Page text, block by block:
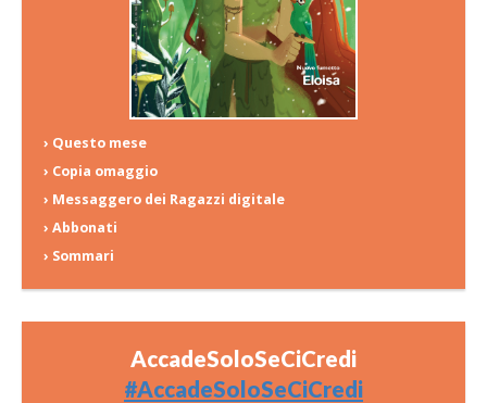
› Questo mese
› Copia omaggio
› Messaggero dei Ragazzi digitale
› Abbonati
› Sommari
AccadeSoloSeCiCredi
#AccadeSoloSeCiCredi